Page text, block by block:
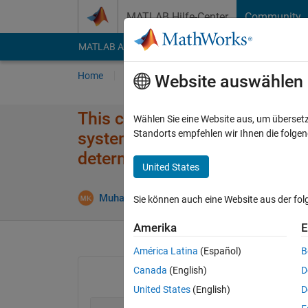
MATLAB Hilfe-Center Community
MATLAB Answers File Exchange Cody
Home Fragen Antworten Durchsuchen
This code runs on other
system the code It does not
determine the number of
Muhammad Khan 25 Mai 2018 0
Website auswählen
Wählen Sie eine Website aus, um
Standorts empfehlen wir Ihnen die
United States
Sie können auch eine Website aus der
Amerika
América Latina (Español)
Canada (English)
United States (English)